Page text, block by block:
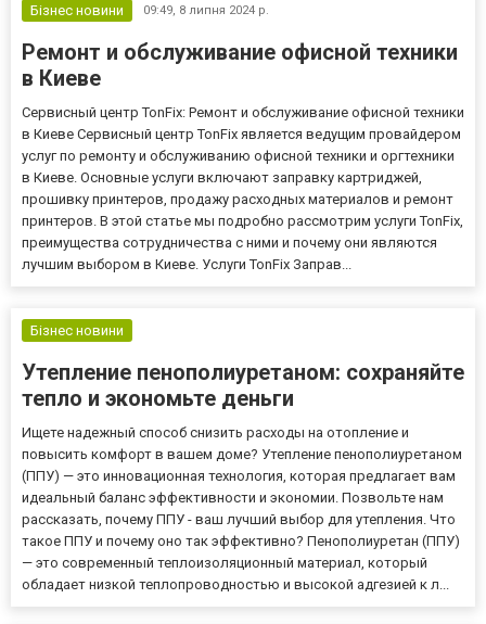
Бізнес новини 09:49, 8 липня 2024 р.
Ремонт и обслуживание офисной техники
в Киеве
Сервисный центр TonFix: Ремонт и обслуживание офисной техники
в Киеве Сервисный центр TonFix является ведущим провайдером
услуг по ремонту и обслуживанию офисной техники и оргтехники
в Киеве. Основные услуги включают заправку картриджей,
прошивку принтеров, продажу расходных материалов и ремонт
принтеров. В этой статье мы подробно рассмотрим услуги TonFix,
преимущества сотрудничества с ними и почему они являются
лучшим выбором в Киеве. Услуги TonFix Заправ...
Бізнес новини
Утепление пенополиуретаном: сохраняйте
тепло и экономьте деньги
Ищете надежный способ снизить расходы на отопление и
повысить комфорт в вашем доме? Утепление пенополиуретаном
(ППУ) — это инновационная технология, которая предлагает вам
идеальный баланс эффективности и экономии. Позвольте нам
рассказать, почему ППУ - ваш лучший выбор для утепления. Что
такое ППУ и почему оно так эффективно? Пенополиуретан (ППУ)
— это современный теплоизоляционный материал, который
обладает низкой теплопроводностью и высокой адгезией к л...